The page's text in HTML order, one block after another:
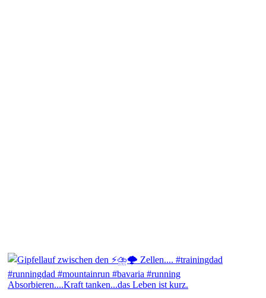
Absorbieren....Kraft tanken...das Leben ist kurz.